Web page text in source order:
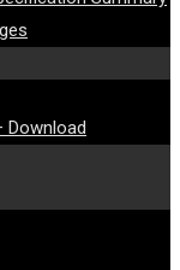
Download